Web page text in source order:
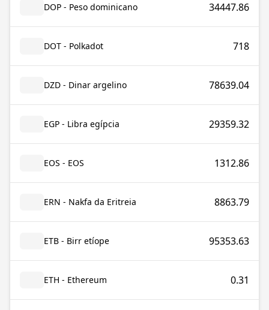
DOP - Peso dominicano 34447.86
DOT - Polkadot 718
DZD - Dinar argelino 78639.04
EGP - Libra egípcia 29359.32
EOS - EOS 1312.86
ERN - Nakfa da Eritreia 8863.79
ETB - Birr etíope 95353.63
ETH - Ethereum 0.31